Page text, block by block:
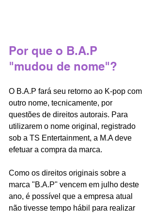
Por que o B.A.P
"mudou de nome"?
O B.A.P fará seu retorno ao K-pop com
outro nome, tecnicamente, por
questões de direitos autorais. Para
utilizarem o nome original, registrado
sob a TS Entertainment, a M.A deve
efetuar a compra da marca.
Como os direitos originais sobre a
marca "B.A.P" vencem em julho deste
ano, é possível que a empresa atual
não tivesse tempo hábil para realizar